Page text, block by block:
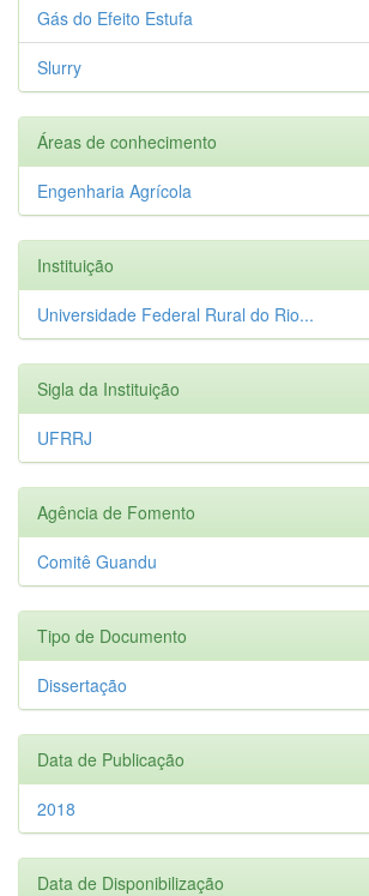
Gás do Efeito Estufa
Slurry
Áreas de conhecimento
Engenharia Agrícola
Instituição
Universidade Federal Rural do Rio...
Sigla da Instituição
UFRRJ
Agência de Fomento
Comitê Guandu
Tipo de Documento
Dissertação
Data de Publicação
2018
Data de Disponibilização